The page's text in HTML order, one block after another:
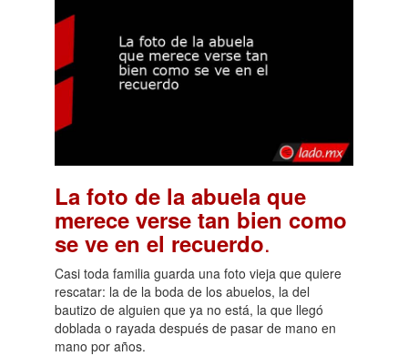
La foto de la abuela que
merece verse tan bien como
se ve en el recuerdo.
Casi toda familia guarda una foto vieja que quiere
rescatar: la de la boda de los abuelos, la del
bautizo de alguien que ya no está, la que llegó
doblada o rayada después de pasar de mano en
mano por años.